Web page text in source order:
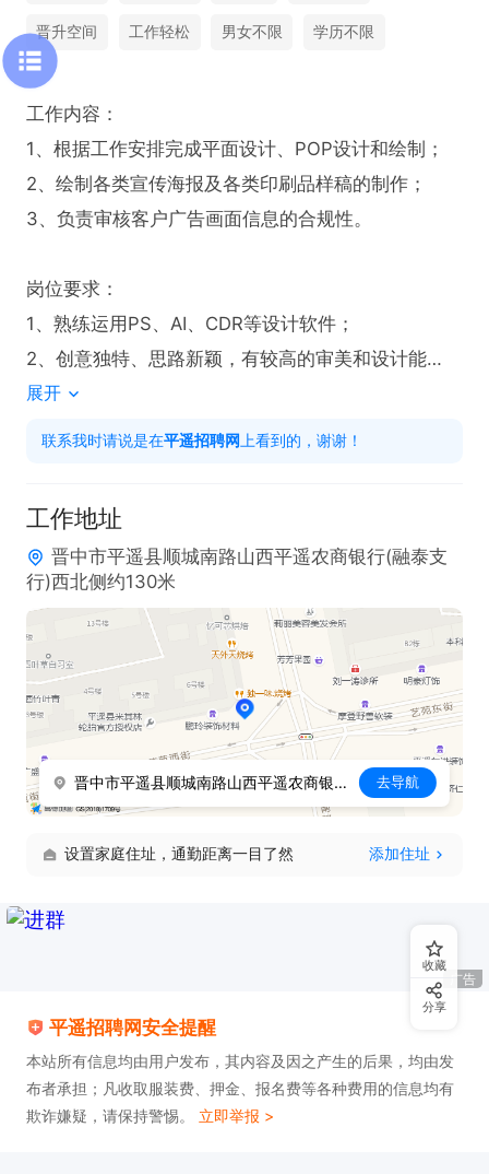
晋升空间 工作轻松 男女不限 学历不限
工作内容：
1、根据工作安排完成平面设计、POP设计和绘制；
2、绘制各类宣传海报及各类印刷品样稿的制作；
3、负责审核客户广告画面信息的合规性。
岗位要求：
1、熟练运用PS、AI、CDR等设计软件；
2、创意独特、思路新颖，有较高的审美和设计能
力。
展开
联系我时请说是在平遥招聘网 上看到的，谢谢！
工作地址
晋中市平遥县顺城南路山西平遥农商银行(融泰支
行)西北侧约130米
晋中市平遥县顺城南路山西平遥农商银行(融泰支行)西北侧约130米 去导航
设置家庭住址，通勤距离一目了然 添加住址
广告
平遥招聘网安全提醒
本站所有信息均由用户发布，其内容及因之产生的后果，均由发
布者承担；凡收取服装费、押金、报名费等各种费用的信息均有
欺诈嫌疑，请保持警惕。 立即举报 >
收藏
分享